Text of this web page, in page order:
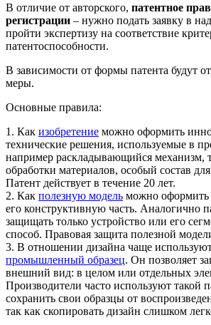
В отличие от авторского, патентное
регистрации – нужно подать заявку в
пройти экспертизу на соответствие
патентоспособности.
В зависимости от формы патента будут
меры.
Основные правила:
1. Как изобретение можно оформить
технические решения, используемые в
например раскладывающийся механизм,
обработки материалов, особый состав
Патент действует в течение 20 лет.
2. Как полезную модель можно оформить
его конструктивную часть. Аналогично
защищать только устройство или его
способ. Правовая защита полезной
3. В отношении дизайна чаще
промышленный образец. Он позволяет
внешний вид: в целом или отдельных
Производители часто используют такой
сохранить свои образцы от
так как скопировать дизайн слишком